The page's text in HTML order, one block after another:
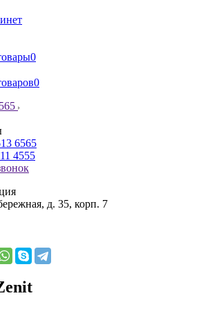
0
0
6565
4555
д. 35, корп. 7